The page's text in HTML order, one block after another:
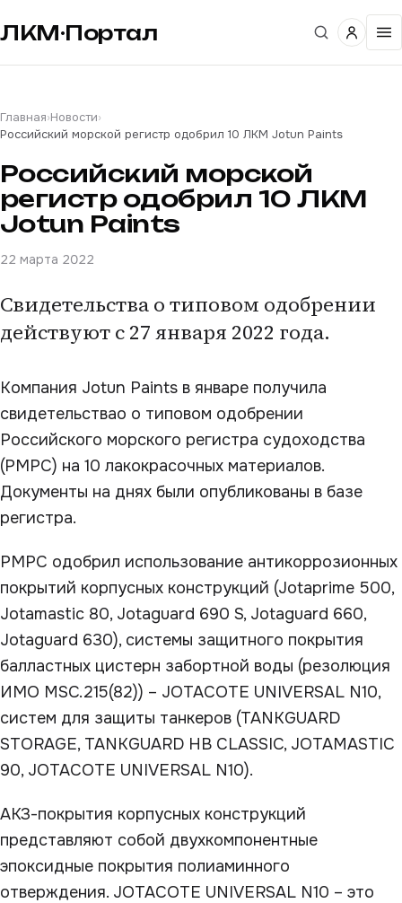
ЛКМ·Портал
Главная›Новости›
Российский морской регистр одобрил 10 ЛКМ Jotun Paints
Российский морской
регистр одобрил 10 ЛКМ
Jotun Paints
22 марта 2022
Свидетельства о типовом одобрении
действуют с 27 января 2022 года.
Компания Jotun Paints в январе получила
свидетельствао о типовом одобрении
Российского морского регистра судоходства
(РМРС) на 10 лакокрасочных материалов.
Документы на днях были опубликованы в базе
регистра.
РМРС одобрил использование антикоррозионных
покрытий корпусных конструкций (Jotaprime 500,
Jotamastic 80, Jotaguard 690 S, Jotaguard 660,
Jotaguard 630), системы защитного покрытия
балластных цистерн забортной воды (резолюция
ИМО MSC.215(82)) – JOTACOTE UNIVERSAL N10,
систем для защиты танкеров (TANKGUARD
STORAGE, TANKGUARD HB CLASSIC, JOTAMASTIC
90, JOTACOTE UNIVERSAL N10).
АКЗ-покрытия корпусных конструкций
представляют собой двухкомпонентные
эпоксидные покрытия полиаминного
отверждения. JOTACOTE UNIVERSAL N10 – это